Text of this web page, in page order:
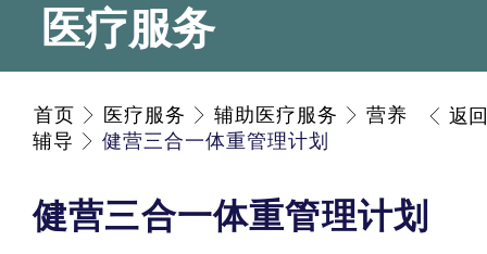
医疗服务
首页 医疗服务 辅助医疗服务
营养
辅导
健营三合一体重管理计划
返回
健营三合一体重管理计划